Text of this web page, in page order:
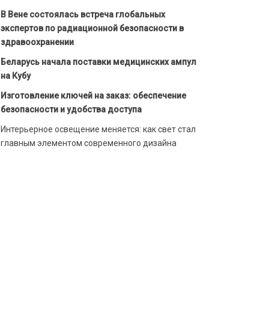
В Вене состоялась встреча глобальных
экспертов по радиационной безопасности в
здравоохранении
Беларусь начала поставки медицинских ампул
на Кубу
Изготовление ключей на заказ: обеспечение
безопасности и удобства доступа
Интерьерное освещение меняется: как свет стал
главным элементом современного дизайна